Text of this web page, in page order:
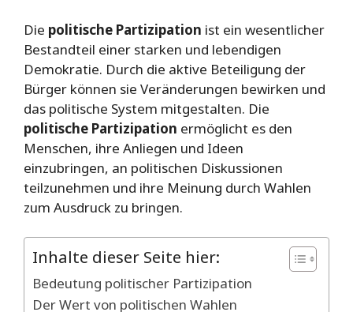
Die politische Partizipation ist ein wesentlicher
Bestandteil einer starken und lebendigen
Demokratie. Durch die aktive Beteiligung der
Bürger können sie Veränderungen bewirken und
das politische System mitgestalten. Die
politische Partizipation ermöglicht es den
Menschen, ihre Anliegen und Ideen
einzubringen, an politischen Diskussionen
teilzunehmen und ihre Meinung durch Wahlen
zum Ausdruck zu bringen.
Inhalte dieser Seite hier:
Bedeutung politischer Partizipation
Der Wert von politischen Wahlen